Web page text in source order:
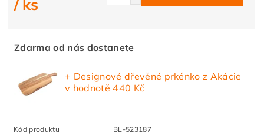
/ ks
Zdarma od nás dostanete
+ Designové dřevěné prkénko z Akácie
v hodnotě 440 Kč
Kód produktu BL-523187